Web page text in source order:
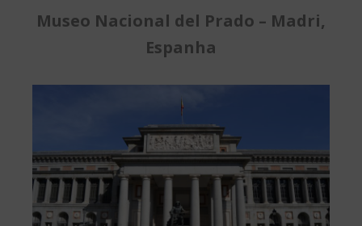
Museo Nacional del Prado – Madri,
Espanha